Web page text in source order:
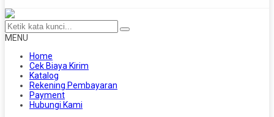
MENU
Home
Cek Biaya Kirim
Katalog
Rekening Pembayaran
Payment
Hubungi Kami